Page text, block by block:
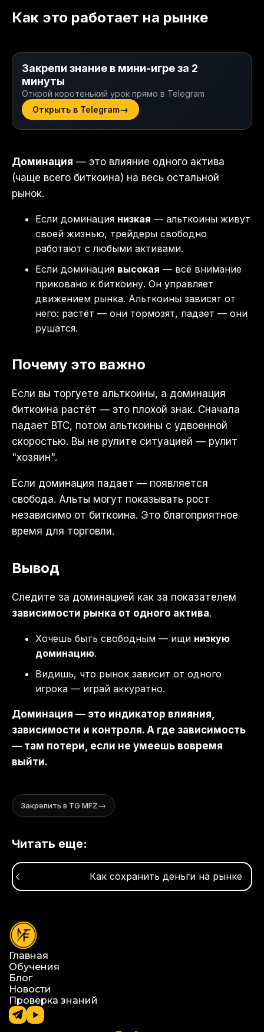
Как это работает на рынке
Закрепи знание в мини-игре за 2
минуты
Открой коротенький урок прямо в Telegram
Открыть в Telegram→
Доминация — это влияние одного актива
(чаще всего биткоина) на весь остальной
рынок.
Если доминация низкая — альткоины живут
своей жизнью, трейдеры свободно
работают с любыми активами.
Если доминация высокая — всё внимание
приковано к биткоину. Он управляет
движением рынка. Альткоины зависят от
него: растёт — они тормозят, падает — они
рушатся.
Почему это важно
Если вы торгуете альткоины, а доминация
биткоина растёт — это плохой знак. Сначала
падает BTC, потом альткоины с удвоенной
скоростью. Вы не рулите ситуацией — рулит
"хозяин".
Если доминация падает — появляется
свобода. Альты могут показывать рост
независимо от биткоина. Это благоприятное
время для торговли.
Вывод
Следите за доминацией как за показателем
зависимости рынка от одного актива.
Хочешь быть свободным — ищи низкую
доминацию.
Видишь, что рынок зависит от одного
игрока — играй аккуратно.
Доминация — это индикатор влияния,
зависимости и контроля. А где зависимость
— там потери, если не умеешь вовремя
выйти.
Закрепить в TG MFZ→
Читать еще:
Как сохранить деньги на рынке
Главная
Обучения
Блог
Новости
Проверка знаний